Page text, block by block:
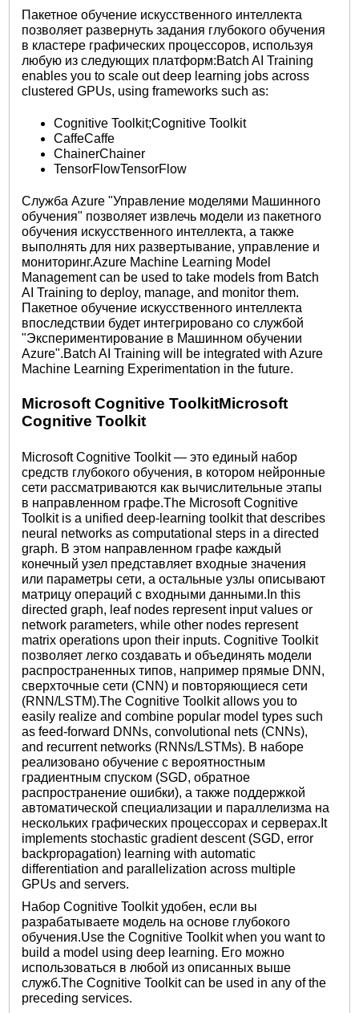
Пакетное обучение искусственного интеллекта
позволяет развернуть задания глубокого обучения
в кластере графических процессоров, используя
любую из следующих платформ:Batch AI Training
enables you to scale out deep learning jobs across
clustered GPUs, using frameworks such as:
Cognitive Toolkit;Cognitive Toolkit
CaffeCaffe
ChainerChainer
TensorFlowTensorFlow
Служба Azure "Управление моделями Машинного
обучения" позволяет извлечь модели из пакетного
обучения искусственного интеллекта, а также
выполнять для них развертывание, управление и
мониторинг.Azure Machine Learning Model
Management can be used to take models from Batch
AI Training to deploy, manage, and monitor them.
Пакетное обучение искусственного интеллекта
впоследствии будет интегрировано со службой
"Экспериментирование в Машинном обучении
Azure".Batch AI Training will be integrated with Azure
Machine Learning Experimentation in the future.
Microsoft Cognitive ToolkitMicrosoft
Cognitive Toolkit
Microsoft Cognitive Toolkit — это единый набор
средств глубокого обучения, в котором нейронные
сети рассматриваются как вычислительные этапы
в направленном графе.The Microsoft Cognitive
Toolkit is a unified deep-learning toolkit that describes
neural networks as computational steps in a directed
graph. В этом направленном графе каждый
конечный узел представляет входные значения
или параметры сети, а остальные узлы описывают
матрицу операций с входными данными.In this
directed graph, leaf nodes represent input values or
network parameters, while other nodes represent
matrix operations upon their inputs. Cognitive Toolkit
позволяет легко создавать и объединять модели
распространенных типов, например прямые DNN,
сверхточные сети (CNN) и повторяющиеся сети
(RNN/LSTM).The Cognitive Toolkit allows you to
easily realize and combine popular model types such
as feed-forward DNNs, convolutional nets (CNNs),
and recurrent networks (RNNs/LSTMs). В наборе
реализовано обучение с вероятностным
градиентным спуском (SGD, обратное
распространение ошибки), а также поддержкой
автоматической специализации и параллелизма на
нескольких графических процессорах и серверах.It
implements stochastic gradient descent (SGD, error
backpropagation) learning with automatic
differentiation and parallelization across multiple
GPUs and servers.
Набор Cognitive Toolkit удобен, если вы
разрабатываете модель на основе глубокого
обучения.Use the Cognitive Toolkit when you want to
build a model using deep learning. Его можно
использоваться в любой из описанных выше
служб.The Cognitive Toolkit can be used in any of the
preceding services.